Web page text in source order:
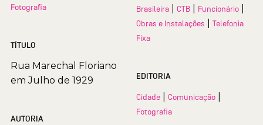
Fotografia
TÍTULO
Rua Marechal Floriano
em Julho de 1929
AUTORIA
Brasileira
CTB Funcionário
Obras e Instalações
Telefonia
Fixa
EDITORIA
Cidade Comunicação
Fotografia